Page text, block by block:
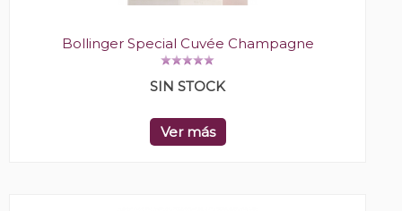
Bollinger Special Cuvée Champagne
SIN STOCK
Ver más